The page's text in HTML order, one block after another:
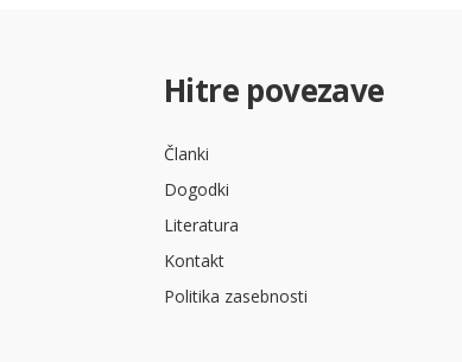
Hitre povezave
Članki
Dogodki
Literatura
Kontakt
Politika zasebnosti